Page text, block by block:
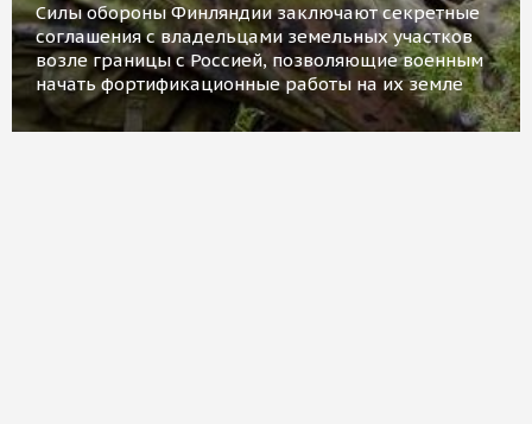
Силы обороны Финляндии заключают секретные
соглашения с владельцами земельных участков
возле границы с Россией, позволяющие военным
начать фортификационные работы на их земле